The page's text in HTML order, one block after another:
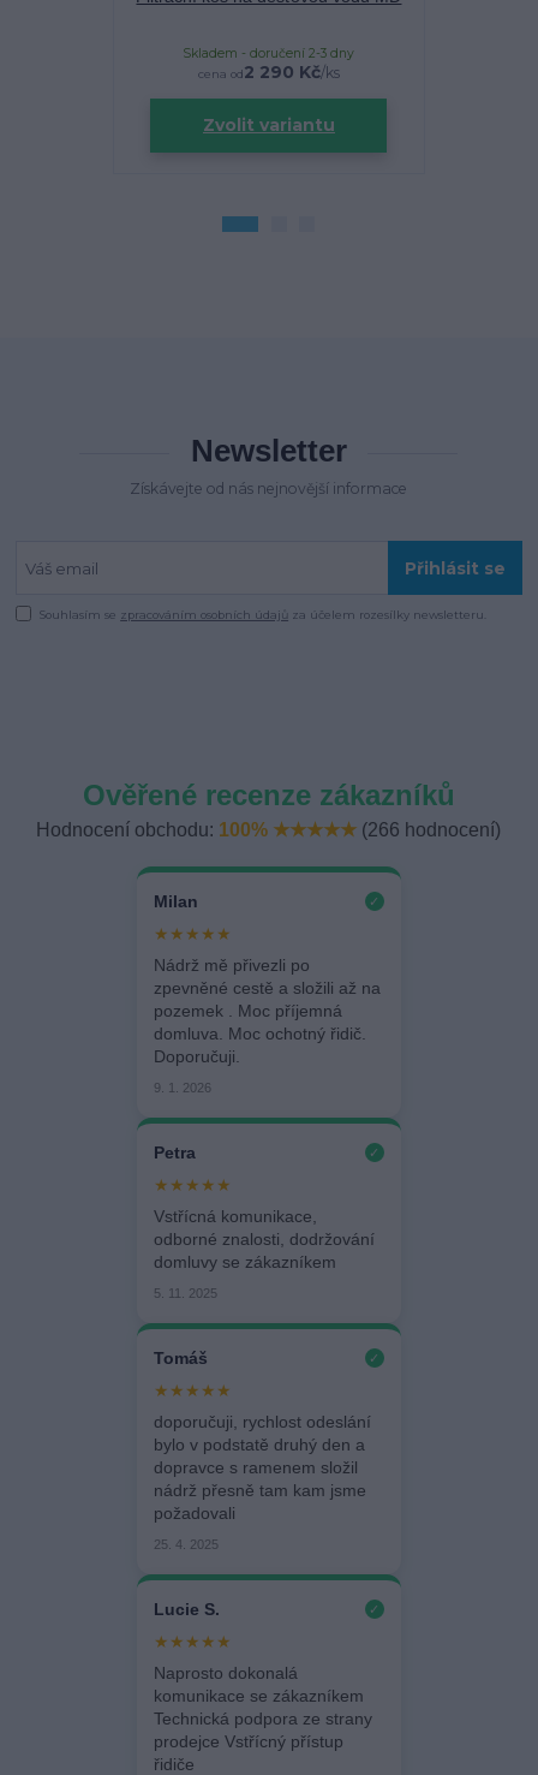
cena od2 290 Kč/ks
Skladem - doručení 2-3 dny
Zvolit variantu
Newsletter
Získávejte od nás nejnovější informace
Přihlásit se
Souhlasím se zpracováním osobních údajů za účelem rozesílky newsletteru.
Ověřené recenze zákazníků
Hodnocení obchodu: 100% ★★★★★ (266 hodnocení)
Milan ✓
★★★★★
Nádrž mě přivezli po
zpevněné cestě a složili až na
pozemek . Moc příjemná
domluva. Moc ochotný řidič.
Doporučuji.
9. 1. 2026
Petra ✓
★★★★★
Vstřícná komunikace,
odborné znalosti, dodržování
domluvy se zákazníkem
5. 11. 2025
Tomáš ✓
★★★★★
doporučuji, rychlost odeslání
bylo v podstatě druhý den a
dopravce s ramenem složil
nádrž přesně tam kam jsme
požadovali
25. 4. 2025
Lucie S. ✓
★★★★★
Naprosto dokonalá
komunikace se zákazníkem
Technická podpora ze strany
prodejce Vstřícný přístup
řidiče